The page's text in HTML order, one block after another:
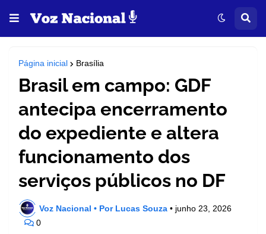
Página inicial Brasília
Brasil em campo: GDF
antecipa encerramento
do expediente e altera
funcionamento dos
serviços públicos no DF
Voz Nacional • Por Lucas Souza • junho 23, 2026
0